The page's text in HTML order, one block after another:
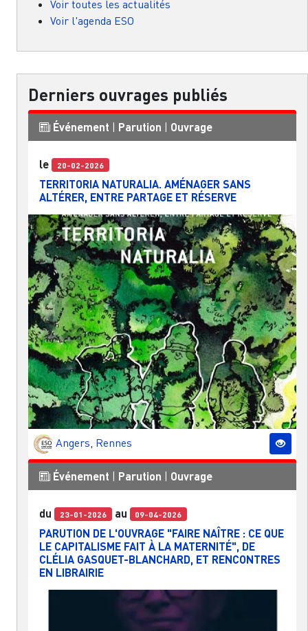
Voir toutes les actualités
Voir l'agenda ESO
Derniers ouvrages publiés
Événement | Parution | Ouvrage
le 20-02-2026
TERRITORIA NATURALIA. AMÉNAGER SANS
ALTÉRER, ENTRE PARTAGE ET RÉSERVE
Angers, Rennes
Événement Parution Ouvrage
du 23-01-2026 au 09-04-2026
PARUTION DE L'OUVRAGE "FAIRE NAÎTRE : CE QUE
LE CAPITALISME FAIT À LA MATERNITÉ", DE
CLÉLIA GASQUET-BLANCHARD, ET RENCONTRES
EN LIBRAIRIE